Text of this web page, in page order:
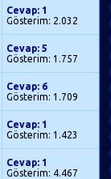
Cevap: 1
Gösterim: 2.032
Cevap: 5
Gösterim: 1.757
Cevap: 6
Gösterim: 1.709
Cevap: 1
Gösterim: 1.423
Cevap: 1
Gösterim: 4.467